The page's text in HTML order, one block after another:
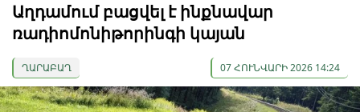
Աղդամում բացվել է ինքնավար
ռադիոմոնիթորինգի կայան
ՂԱՐԱԲԱՂ 07 ՀՈՒՆՎԱՐԻ 2026 14:24